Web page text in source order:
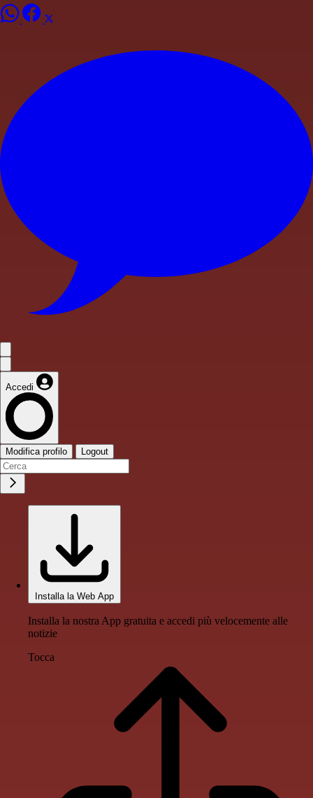
Accedi
Modifica profilo Logout
Installa la Web App
Installa la nostra App gratuita e accedi più velocemente alle
notizie
Tocca